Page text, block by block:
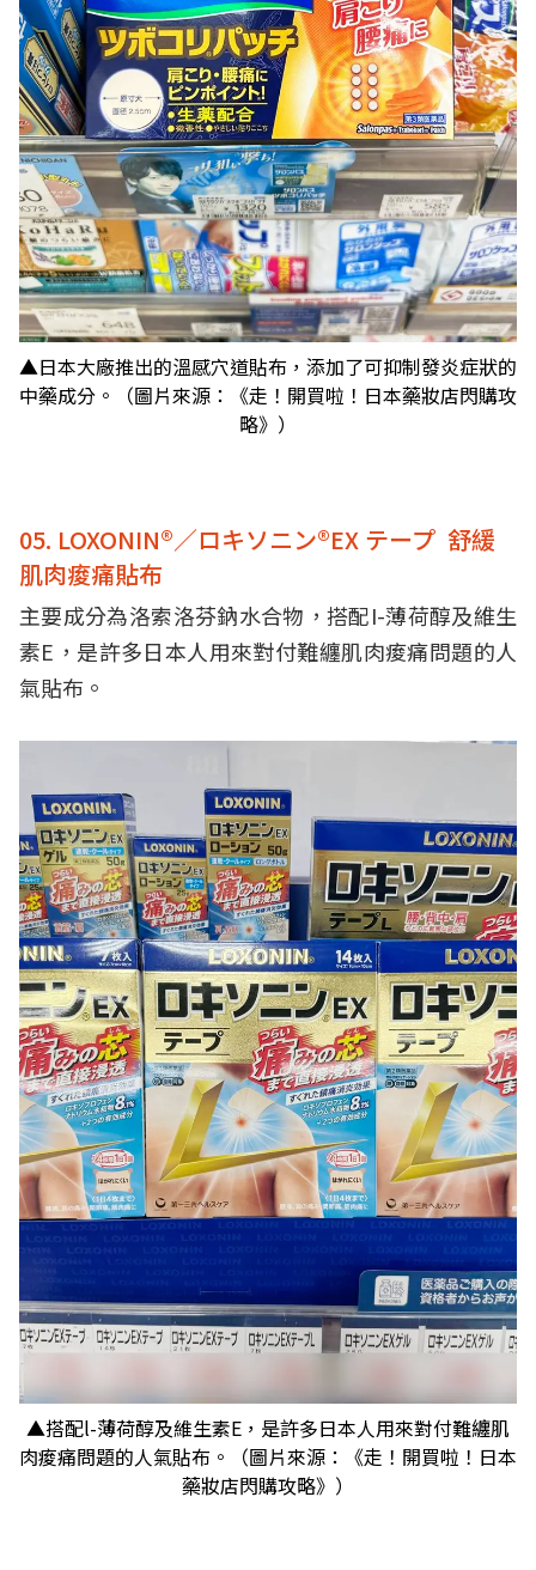
▲日本大廠推出的溫感穴道貼布，添加了可抑制發炎症狀的
中藥成分。（圖片來源：《走！開買啦！日本藥妝店閃購攻
略》）
05. LOXONIN®／ロキソニン®EX テープ 舒緩
肌肉痠痛貼布
主要成分為洛索洛芬鈉水合物，搭配I-薄荷醇及維生
素E，是許多日本人用來對付難纏肌肉痠痛問題的人
氣貼布。
▲搭配l-薄荷醇及維生素E，是許多日本人用來對付難纏肌
肉痠痛問題的人氣貼布。（圖片來源：《走！開買啦！日本
藥妝店閃購攻略》）